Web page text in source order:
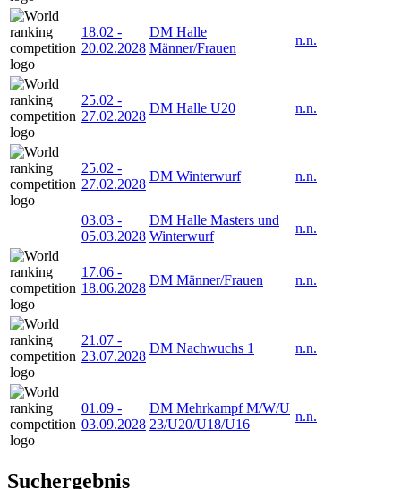
18.02 -
20.02.2028
DM Halle
Männer/Frauen
n.n.
25.02 -
27.02.2028
DM Halle U20 n.n.
25.02 -
27.02.2028
DM Winterwurf n.n.
03.03 -
05.03.2028
DM Halle Masters und
Winterwurf
n.n.
17.06 -
18.06.2028
DM Männer/Frauen n.n.
21.07 -
23.07.2028
DM Nachwuchs 1 n.n.
01.09 -
03.09.2028
DM Mehrkampf M/W/U
23/U20/U18/U16
n.n.
Suchergebnis